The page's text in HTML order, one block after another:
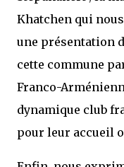
Khatchen qui
une présentation
cette commune
Franco-
dynamique club
pour leur accueil